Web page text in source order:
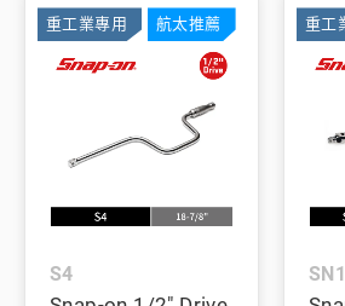
泡棉
重工業專用 航太推薦
S4
重工